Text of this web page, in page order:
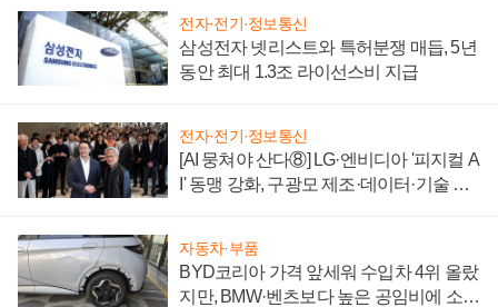
전자·전기·정보통신
삼성전자 넷리스트와 특허분쟁 매듭, 5년
동안 최대 1.3조 라이선스비 지급
전자·전기·정보통신
[AI 뭉쳐야 산다⑧] LG·엔비디아 '피지컬 A
I' 동맹 강화, 구광모 제조·데이터·기술 결
자동차·부품
BYD코리아 가격 앞세워 수입차 4위 올랐
지만, BMW·벤츠보다 높은 공임비에 소비